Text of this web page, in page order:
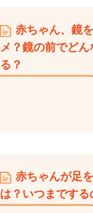
赤ちゃん、鏡
メ？鏡の前でど
る？
赤ちゃんが足
は？いつまでする